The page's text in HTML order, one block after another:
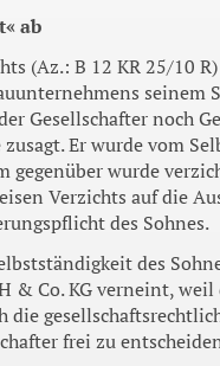
ab
(Az.: B 12 KR 25/10
seinem
Gesell­schafter noch
Er wurde vom
gegenüber wurde
Ver­zichts auf die
des Sohnes.
des
Co. KG verneint, weil
die
frei zu